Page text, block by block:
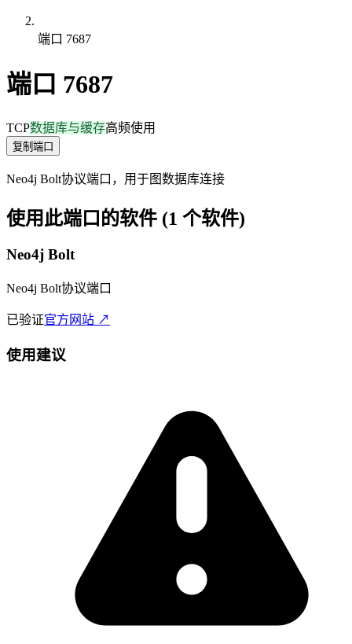
端口 7687
端口 7687
TCP数据库与缓存高频使用
复制端口
Neo4j Bolt协议端口，用于图数据库连接
使用此端口的软件 (1 个软件)
Neo4j Bolt
Neo4j Bolt协议端口
已验证官方网站 ↗
使用建议